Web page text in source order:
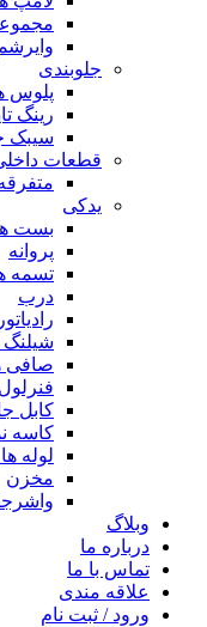
جلوبندی
پلوس
رینگ
سیبک
قطعات
یدکی
بست
پروانه
تسمه
درب
صافی
فنرلول
کابل
کاسه
لوله
مخزن
وبلاگ
درباره ما
تماس با ما
علاقه مندی
ورود / ثبت نام